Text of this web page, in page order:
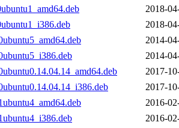
2018-
2018-
2014-
2014-
2017-
2017-
2016-
2016-